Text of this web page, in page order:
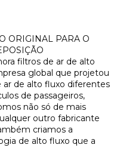
ORIGINAL PARA O
filtros de ar de alto
global que projetou
de alto fluxo diferentes
de passageiros,
não só de mais
outro fabricante
criamos a
de alto fluxo que a